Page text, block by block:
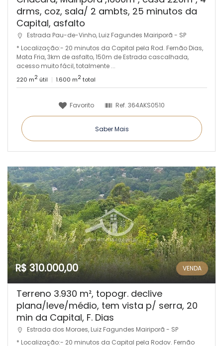
drms, coz, sala/ 2 ambts, 25 minutos da
Capital, asfalto
Estrada Pau-de-Vinho, Luiz Fagundes Mairiporã - SP
* Localização:- 20 minutos da Capital pela Rod. Fernão Dias,
Mata Fria, 3km de asfalto, 150m de Estrada cascalhada,
acesso muito fácil, totalmente ...
220 m2 útil 1.600 m2total
Favorito Ref. 364AKS0510
Saber Mais
R$ 310.000,00 VENDA
Terreno 3.930 m², topogr. declive
plana/leve/médio, tem vista p/ serra, 20
min da Capital, F. Dias
Estrada dos Moraes, Luiz Fagundes Mairiporã - SP
* Localização:- 20 minutos da Capital pela Rodov. Fernão